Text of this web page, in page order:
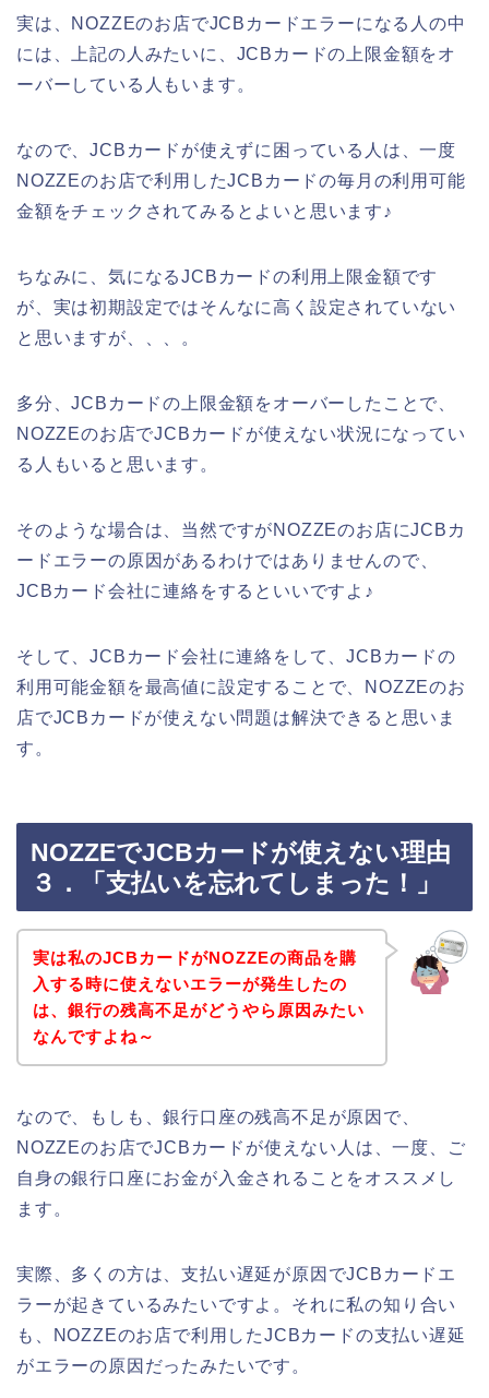
実は、NOZZEのお店でJCBカードエラーになる人の中
には、上記の人みたいに、JCBカードの上限金額をオ
ーバーしている人もいます。
なので、JCBカードが使えずに困っている人は、一度
NOZZEのお店で利用したJCBカードの毎月の利用可能
金額をチェックされてみるとよいと思います♪
ちなみに、気になるJCBカードの利用上限金額です
が、実は初期設定ではそんなに高く設定されていない
と思いますが、、、。
多分、JCBカードの上限金額をオーバーしたことで、
NOZZEのお店でJCBカードが使えない状況になってい
る人もいると思います。
そのような場合は、当然ですがNOZZEのお店にJCBカ
ードエラーの原因があるわけではありませんので、
JCBカード会社に連絡をするといいですよ♪
そして、JCBカード会社に連絡をして、JCBカードの
利用可能金額を最高値に設定することで、NOZZEのお
店でJCBカードが使えない問題は解決できると思いま
す。
NOZZEでJCBカードが使えない理由
３．「支払いを忘れてしまった！」
実は私のJCBカードがNOZZEの商品を購
入する時に使えないエラーが発生したの
は、銀行の残高不足がどうやら原因みたい
なんですよね～
なので、もしも、銀行口座の残高不足が原因で、
NOZZEのお店でJCBカードが使えない人は、一度、ご
自身の銀行口座にお金が入金されることをオススメし
ます。
実際、多くの方は、支払い遅延が原因でJCBカードエ
ラーが起きているみたいですよ。それに私の知り合い
も、NOZZEのお店で利用したJCBカードの支払い遅延
がエラーの原因だったみたいです。